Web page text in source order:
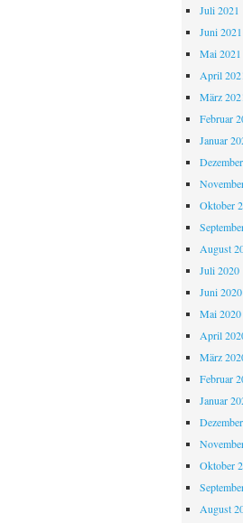
Juli 2021
Juni 2021
Mai 2021
April
März
Februar
Januar
Oktober
August
Juli 2020
Juni 2020
Mai 2020
April
März
Februar
Januar
Oktober
August